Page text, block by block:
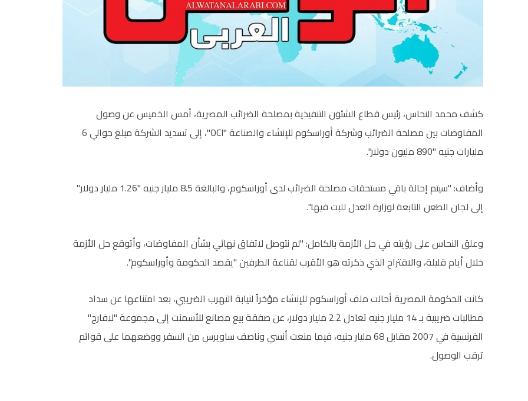
كشف محمد النحاس، رئيس قطاع الشئون التنفيذية بمصلحة الضرائب المصرية، أمس الخميس عن وصول
المفاوضات بين مصلحة الضرائب وشركة أوراسكوم للإنشاء والصناعة "OCI"، إلى تسديد الشركة مبلغ حوالي 6
مليارات جنيه "890 مليون دولار".
وأضاف: "سيتم إحالة باقي مستحقات مصلحة الضرائب لدى أوراسكوم، والبالغة 8.5 مليار جنيه "1.26 مليار دولار"
إلى لجان الطعن التابعة لوزارة العدل للبت فيها".
وعلق النحاس على رؤيته في حل الأزمة بالكامل: "لم نتوصل لاتفاق نهائي بشأن المفاوضات، وأتوقع حل الأزمة
خلال أيام قليلة، والاقتراح الذي ذكرته هو الأقرب لقناعة الطرفين "يقصد الحكومة وأوراسكوم".
كانت الحكومة المصرية أحالت ملف أوراسكوم للإنشاء مؤخراً لنيابة التهرب الضريبي، بعد امتناعها عن سداد
مطالبات ضريبية بـ 14 مليار جنيه تعادل 2.2 مليار دولار، عن صفقة بيع مصانع للأسمنت إلى مجموعة "لافارج"
الفرنسية في 2007 مقابل 68 مليار جنيه، فيما منعت أنسي وناصف ساويرس من السفر ووضعهما على قوائم
ترقب الوصول.